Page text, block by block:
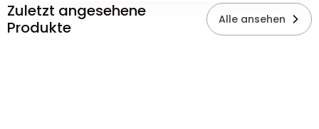
Zuletzt angesehene
Produkte
Alle ansehen